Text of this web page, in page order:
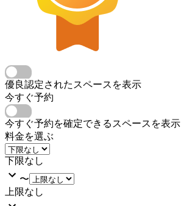
優良認定されたスペースを表示
今すぐ予約
今すぐ予約を確定できるスペースを表示
料金を選ぶ
下限なし
〜
上限なし